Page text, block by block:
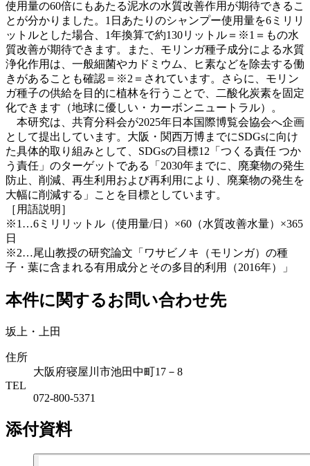
使用量の60倍にもあたる泥水の水質改善作用が期待できるこ
とが分かりました。1日あたりのシャンプー使用量を6ミリリ
ットルとした場合、1年換算で約130リットル＝※1＝もの水
質改善が期待できます。また、モリンガ種子成分による水質
浄化作用は、一般細菌やカドミウム、ヒ素などを除去する働
きがあることも確認＝※2＝されています。さらに、モリン
ガ種子の供給を目的に植林を行うことで、二酸化炭素を固定
化できます（地球に優しい・カーボンニュートラル）。
本研究は、共育分科会が2025年日本国際博覧会協会へ企画
として提出しています。大阪・関西万博までにSDGsに向け
た具体的取り組みとして、SDGsの目標12「つくる責任 つか
う責任」のターゲットである「2030年までに、廃棄物の発生
防止、削減、再生利用および再利用により、廃棄物の発生を
大幅に削減する」ことを目標としています。
［用語説明］
※1…6ミリリットル（使用量/日）×60（水質改善水量）×365
日
※2…尾山教授の研究論文「ワサビノキ（モリンガ）の種
子・葉に含まれる有用成分とその多目的利用（2016年）」
本件に関するお問い合わせ先
坂上・上田
住所
大阪府寝屋川市池田中町17－8
TEL
072-800-5371
添付資料